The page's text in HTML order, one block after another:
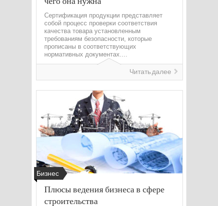
Сертификация продукции представляет
собой процесс проверки соответствия
качества товара установленным
требованиям безопасности, которые
прописаны в соответствующих
нормативных документах....
Читать далее
Бизнес
Плюсы ведения бизнеса в сфере
строительства